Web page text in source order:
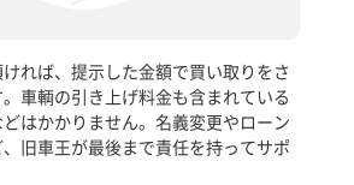
れば、提示した金額で買い取りをさ
車輌の引き上げ料金も含まれている
はかかりません。名義変更やローン
旧車王が最後まで責任を持ってサポ